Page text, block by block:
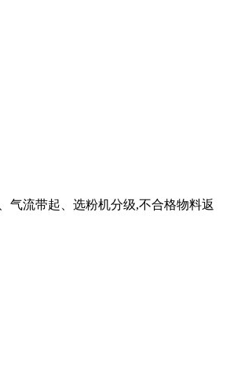
气流带起、选粉机分级,不合格物料返